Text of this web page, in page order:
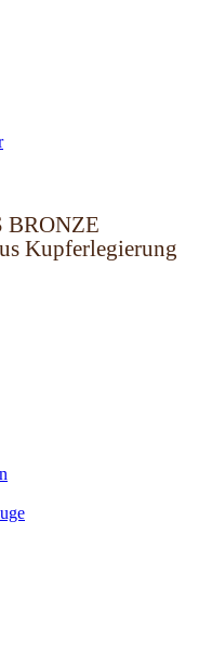
BRONZE
Kupferlegierung